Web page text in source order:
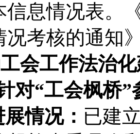
信息情况表。
况考核的通知
会工作法治
针对“工会枫桥
情况： 已建